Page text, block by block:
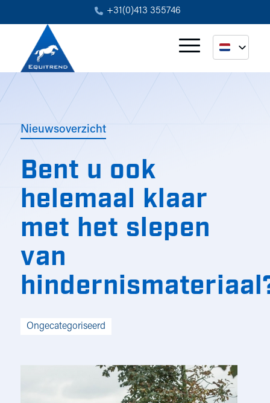
+31(0)413 355746
Nieuwsoverzicht
Bent u ook
helemaal klaar
met het slepen
van
Ongecategoriseerd